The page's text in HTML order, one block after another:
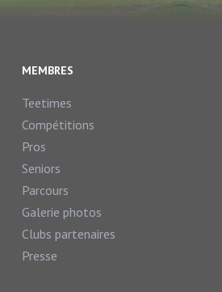
MEMBRES
Teetimes
Compétitions
Pros
Seniors
Parcours
Galerie photos
Clubs partenaires
Presse